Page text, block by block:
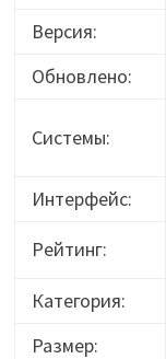
Версия:
Обновлено:
Системы:
Интерфейс:
Рейтинг:
Категория:
Размер: